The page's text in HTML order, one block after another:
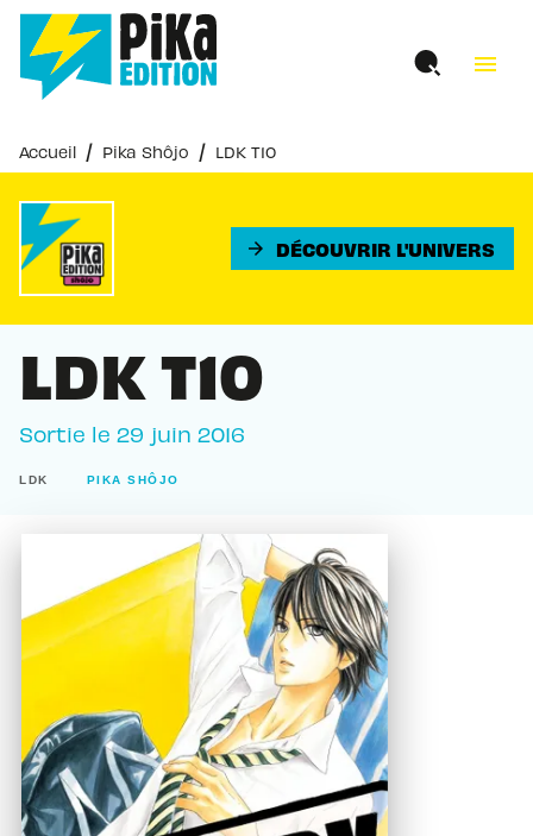
MENU RECHERCHE
PIED DE PAGE
menu
Accueil / Pika Shôjo / LDK T10
arrow_forward DÉCOUVRIR L'UNIVERS
LDK T10
Sortie le 29 juin 2016
LDK PIKA SHÔJO